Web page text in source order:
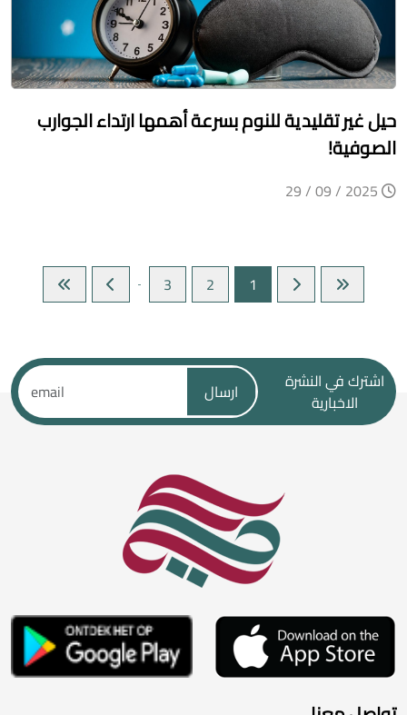
حيل غير تقليدية للنوم بسرعة أهمها ارتداء الجوارب
الصوفية!
1
2
3
اشترك في النشرة
الاخبارية
ارسال